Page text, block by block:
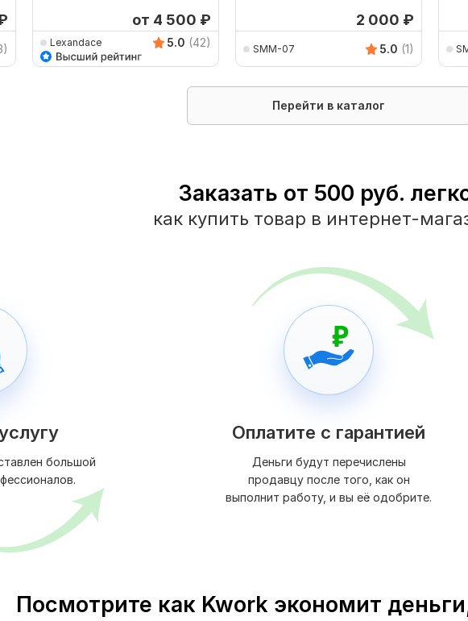
от 4 500 ₽
Lexandace 5.0 (42)
2 000 ₽
SMM-07 5.0 (1)
Перейти в каталог
Заказать от 500 руб.
как купить товар в интернет-
большой
Оплатите с гарантией
Деньги будут перечислены
продавцу после того, как он
выполнит работу, и вы её одобрите.
Посмотрите как Kwork экономит